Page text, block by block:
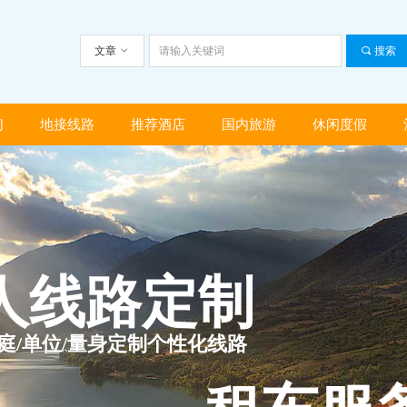
地接线路
地接线路
推荐酒店
推荐酒店
国内旅游
国内旅游
休闲度假
끠 搜索
文章 ꀁ
线路定制
/单位/量身定制个性化线路